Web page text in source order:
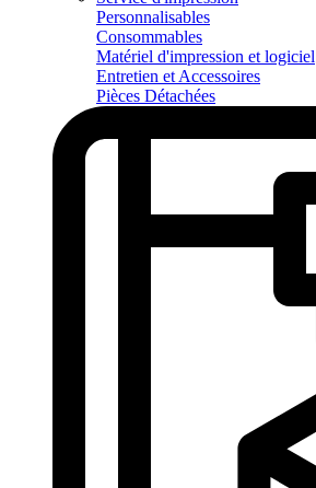
Personnalisables
Consommables
Matériel d'impression et logiciel
Entretien et Accessoires
Pièces Détachées